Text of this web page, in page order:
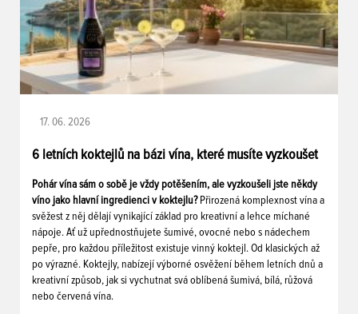
17. 06. 2026
6 letních koktejlů na bázi vína, které musíte vyzkoušet
Pohár vína sám o sobě je vždy potěšením, ale vyzkoušeli jste někdy
víno jako hlavní ingredienci v koktejlu? Přirozená komplexnost vína a
svěžest z něj dělají vynikající základ pro kreativní a lehce míchané
nápoje. Ať už upřednostňujete šumivé, ovocné nebo s nádechem
pepře, pro každou příležitost existuje vinný koktejl. Od klasických až
po výrazné. Koktejly, nabízejí výborné osvěžení během letních dnů a
kreativní způsob, jak si vychutnat svá oblíbená šumivá, bílá, růžová
nebo červená vína.